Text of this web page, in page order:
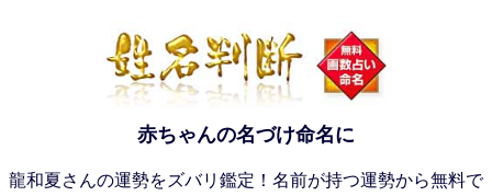
赤ちゃんの名づけ命名に
龍和夏さんの運勢をズバリ鑑定！名前が持つ運勢から無料で